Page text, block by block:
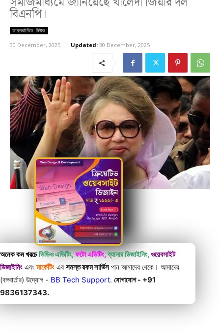
বিএনপি।
আন্তর্জাতিক নিউজ
30 December, 2025 Updated: 30 December, 2025
অনেক কম খরচে ভিডিও এডিটিং,ফটো এডিটিং,ব্যানার ডিজাইনিং,ওয়েবসাইট
ডিজাইনিং এবং মার্কেটিং এর সমস্ত রকম সার্ভিসপান আমাদের থেকে। আমাদের
(বঙ্গবার্তার) উদ্যোগ - BB Tech Support. যোগাযোগ - +91
9836137343.